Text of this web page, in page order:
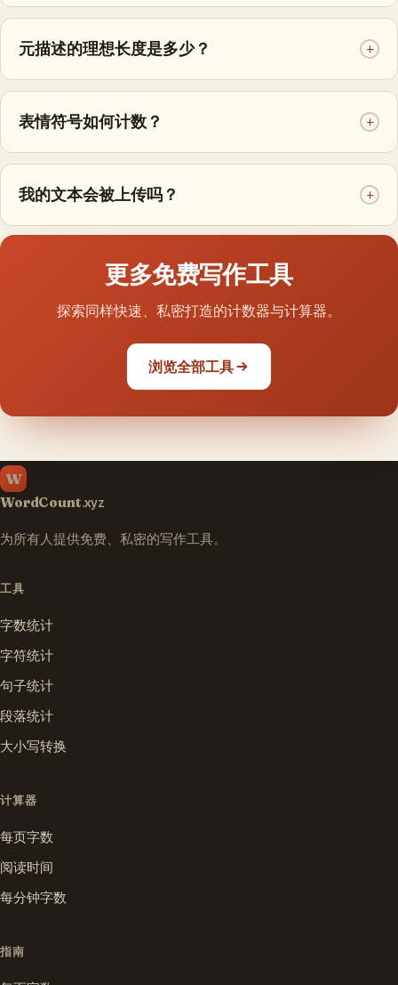
元描述的理想长度是多少？ +
表情符号如何计数？ +
我的文本会被上传吗？ +
更多免费写作工具
探索同样快速、私密打造的计数器与计算器。
浏览全部工具
W
WordCount.xyz
为所有人提供免费、私密的写作工具。
工具
字数统计
字符统计
句子统计
段落统计
大小写转换
计算器
每页字数
阅读时间
每分钟字数
指南